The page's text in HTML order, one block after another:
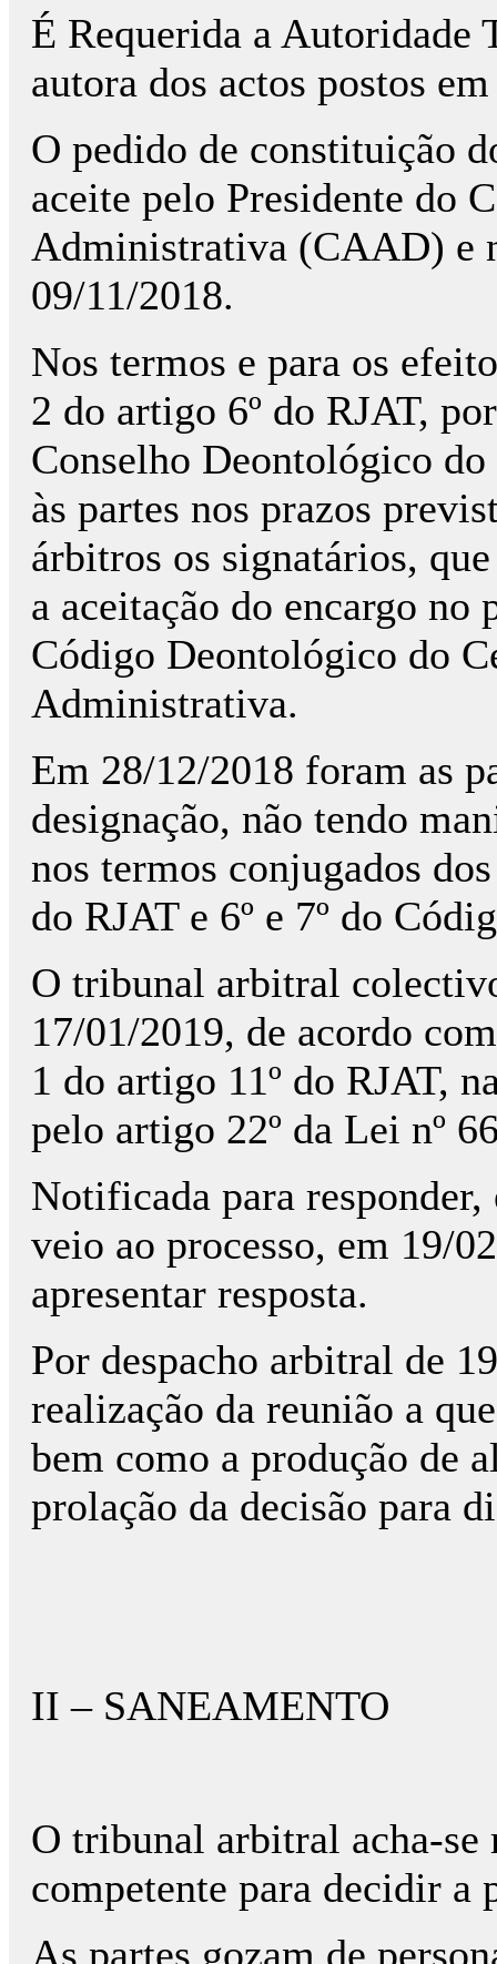
É Requerida a
autora dos actos postos
O pedido de constituição
aceite pelo Presidente do
Administrativa (CAAD) e
09/11/2018.
Nos termos e para os
2 do artigo 6º do RJAT,
Conselho Deontológico
às partes nos prazos
árbitros os signatários,
a aceitação do encargo no
Código Deontológico do
Administrativa.
Em 28/12/2018 foram as
designação, não tendo
nos termos conjugados
do RJAT e 6º e 7º do
O tribunal arbitral
17/01/2019, de acordo
1 do artigo 11º do RJAT,
pelo artigo 22º da Lei nº
Notificada para
veio ao processo, em 19/
apresentar resposta.
Por despacho arbitral de
realização da reunião a
bem como a produção de
prolação da decisão para
II – SANEAMENTO
O tribunal arbitral acha-se
competente para decidir a
As partes gozam de